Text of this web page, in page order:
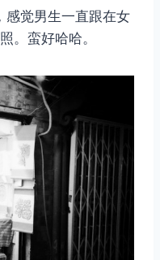
感觉男生一直跟在女
。蛮好哈哈。